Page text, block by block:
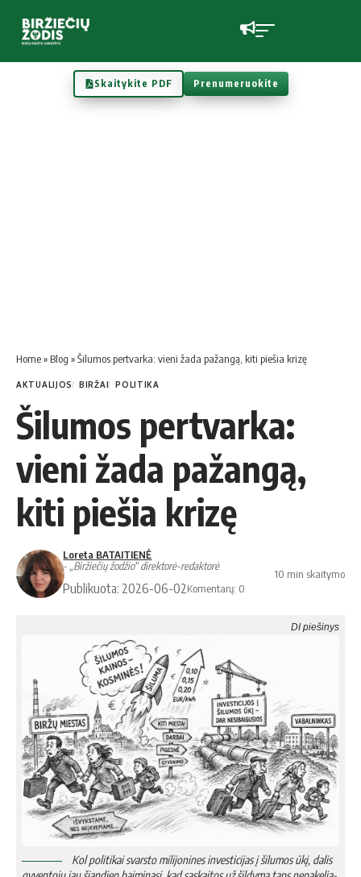
Skaitykite PDF Prenumeruokite
Home» Blog »Šilumos pertvarka: vieni žada pažangą, kiti piešia krizę
AKTUALIJOS BIRŽAI POLITIKA
Šilumos pertvarka:
vieni žada pažangą,
kiti piešia krizę
Loreta BATAITIENĖ
- „Biržiečių žodžio“ direktorė-redaktorė
Publikuota: 2026-06-02Komentarų: 0
10 min skaitymo
DI piešinys
Kol po­li­ti­kai svars­to mi­li­jo­ni­nes in­ves­ti­ci­jas į ši­lu­mos ūkį, da­lis